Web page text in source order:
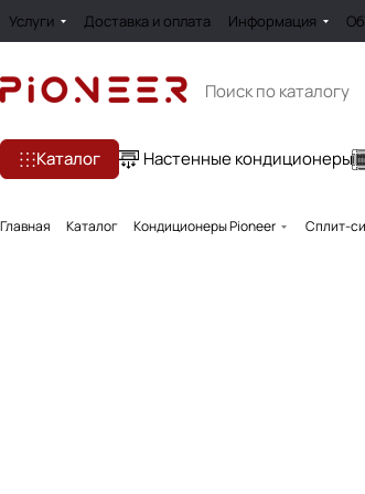
Услуги Доставка и оплата Информация
Каталог Настенные кондиционеры
Главная Каталог Кондиционеры Pioneer Сплит-